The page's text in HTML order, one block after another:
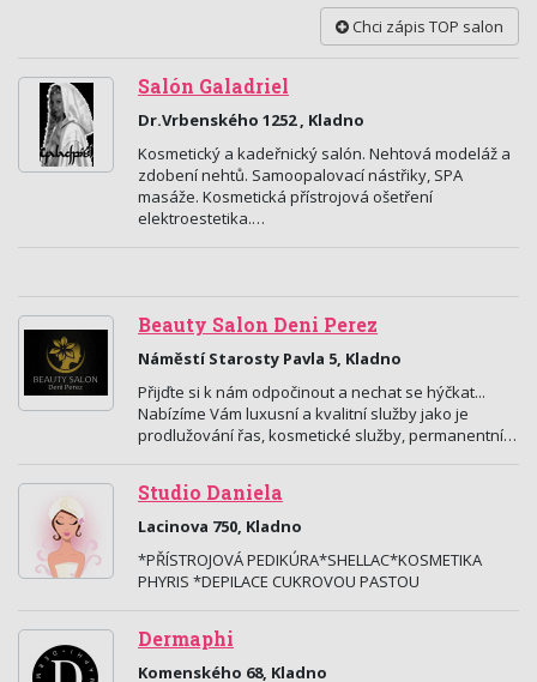
Chci zápis TOP salon
Salón Galadriel
Dr.Vrbenského 1252 , Kladno
Kosmetický a kadeřnický salón. Nehtová modeláž a
zdobení nehtů. Samoopalovací nástřiky, SPA
masáže. Kosmetická přístrojová ošetření
elektroestetika.…
Beauty Salon Deni Perez
Náměstí Starosty Pavla 5, Kladno
Přijďte si k nám odpočinout a nechat se hýčkat...
Nabízíme Vám luxusní a kvalitní služby jako je
prodlužování řas, kosmetické služby, permanentní…
Studio Daniela
Lacinova 750, Kladno
*PŘÍSTROJOVÁ PEDIKÚRA*SHELLAC*KOSMETIKA
PHYRIS *DEPILACE CUKROVOU PASTOU
Dermaphi
Komenského 68, Kladno